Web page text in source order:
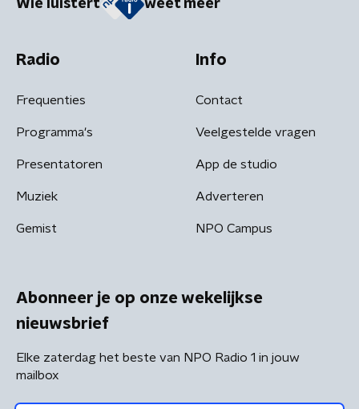
Wie luistert weet meer
Radio
Frequenties
Programma's
Presentatoren
Muziek
Gemist
Info
Contact
Veelgestelde vragen
App de studio
Adverteren
NPO Campus
Abonneer je op onze wekelijkse
nieuwsbrief
Elke zaterdag het beste van NPO Radio 1 in jouw
mailbox